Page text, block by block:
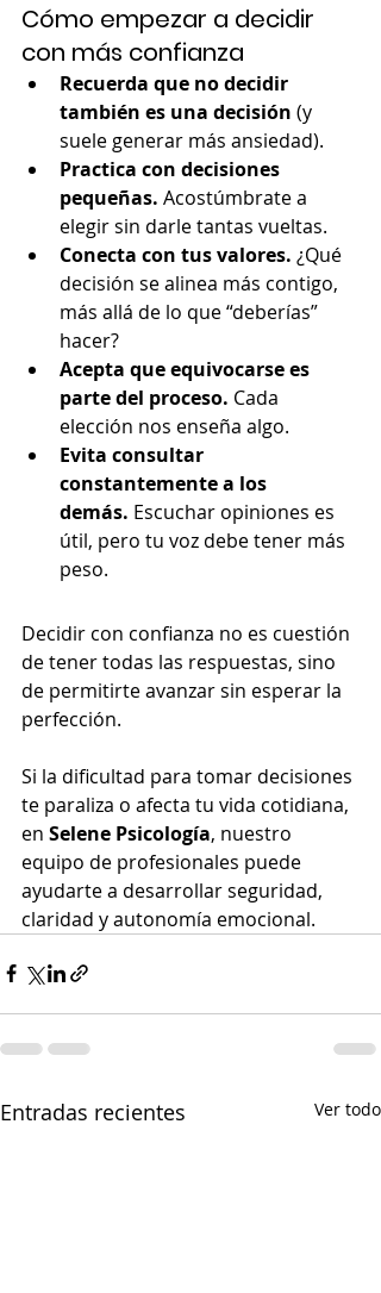
Cómo empezar a decidir
con más confianza
Recuerda que no decidir
también es una decisión (y
suele generar más ansiedad).
Practica con decisiones
pequeñas. Acostúmbrate a
elegir sin darle tantas vueltas.
Conecta con tus valores. ¿Qué
decisión se alinea más contigo,
más allá de lo que “deberías”
hacer?
Acepta que equivocarse es
parte del proceso. Cada
elección nos enseña algo.
Evita consultar
constantemente a los
demás. Escuchar opiniones es
útil, pero tu voz debe tener más
peso.
Decidir con confianza no es cuestión
de tener todas las respuestas, sino
de permitirte avanzar sin esperar la
perfección.
Si la dificultad para tomar decisiones
te paraliza o afecta tu vida cotidiana,
en Selene Psicología, nuestro
equipo de profesionales puede
ayudarte a desarrollar seguridad,
claridad y autonomía emocional.
Entradas recientes Ver todo